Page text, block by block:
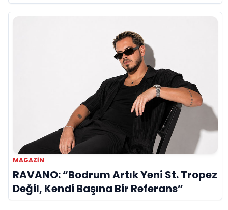
MAGAZIN
RAVANO: “Bodrum Artık Yeni St. Tropez
Değil, Kendi Başına Bir Referans”